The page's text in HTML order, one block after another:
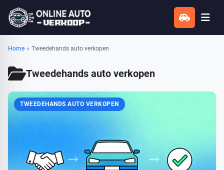
Home » Tweedehands auto verkopen
Tweedehands auto verkopen
TWEEDEHANDS AUTO VERKOPEN